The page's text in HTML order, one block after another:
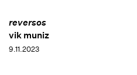
reversos
vik muniz
9.11.2023